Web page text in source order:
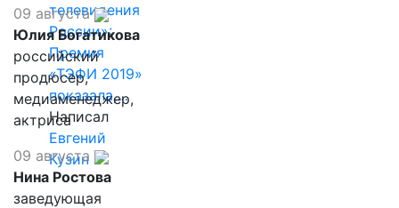
телевидения
России»:
Премия
«ТЭФИ 2019»
показала,…
Написал
Евгений
Кузин
09 августа
Юлия Богатикова
российский
продюсер,
медиаменеджер,
актриса
09 августа
Нина Ростова
заведующая